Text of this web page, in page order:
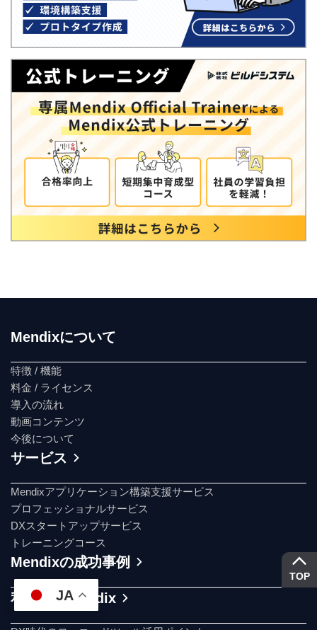
TOP
Mendixについて
特徴 / 機能
料金 / ライセンス
導入の流れ
動画コンテンツ
今後について
サービス
Mendixアプリケーション構築支援サービス
プロフェッショナルサービス
DXスタートアップサービス
トレーニングコース
Mendixの成功事例
私たちとMendix
JA